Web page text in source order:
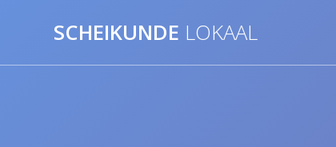
inhoud
SCHEIKUNDE LOKAAL